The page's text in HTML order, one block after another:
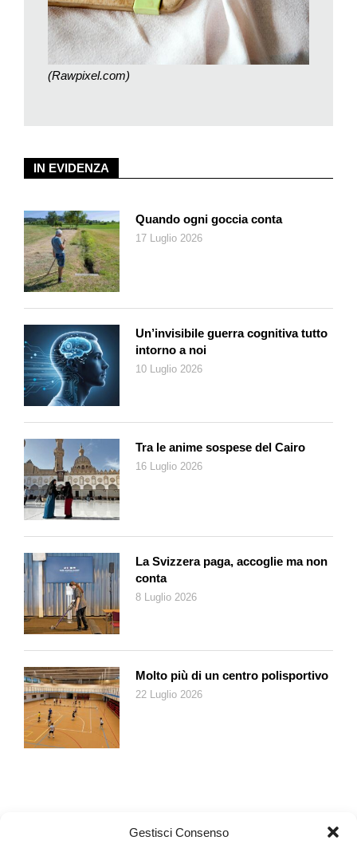
Gestisci Consenso
IN EVIDENZA
Quando ogni goccia conta
17 Luglio 2026
Un’invisibile guerra cognitiva tutto
intorno a noi
10 Luglio 2026
Tra le anime sospese del Cairo
16 Luglio 2026
La Svizzera paga, accoglie ma non
conta
8 Luglio 2026
Molto più di un centro polisportivo
22 Luglio 2026
(Rawpixel.com)